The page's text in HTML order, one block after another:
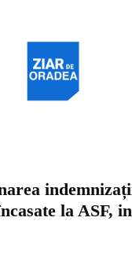
la ASF,